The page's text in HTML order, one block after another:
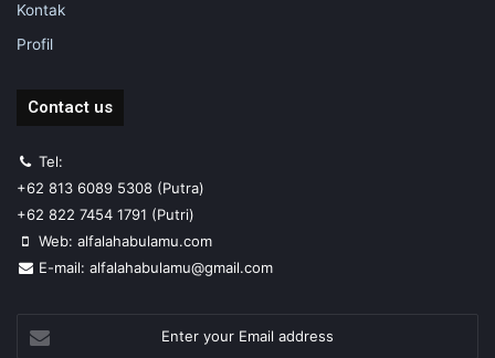
Kontak
Profil
Contact us
Tel:
+62 813 6089 5308 (Putra)
+62 822 7454 1791 (Putri)
Web: alfalahabulamu.com
E-mail: alfalahabulamu@gmail.com
your